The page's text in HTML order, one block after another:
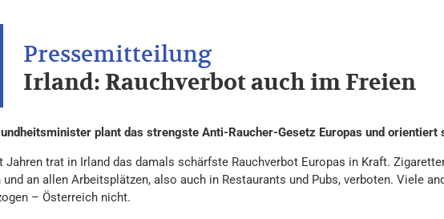
Irland: Rauchverbot auch im Freien
plant das strengste Anti-Raucher-Gesetz Europas und orientiert
Jahren trat in Irland das damals schärfste Rauchverbot Europas in Kraft.
und an allen Arbeitsplätzen, also auch in Restaurants und Pubs, verboten. Viele
– Österreich nicht.